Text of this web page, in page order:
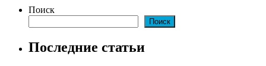
Поиск
Поиск
Последние статьи